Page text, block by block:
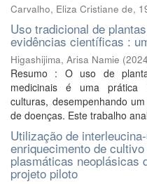
Carvalho, Eliza Cristiane de,
Uso tradicional de
evidências científicas :
Higashijima, Arisa Namie (2024
Resumo : O uso de
medicinais é uma prática
culturas, desempenhando
de doenças. Este trabalho
Utilização de
enriquecimento de
plasmáticas neoplásicas
projeto piloto